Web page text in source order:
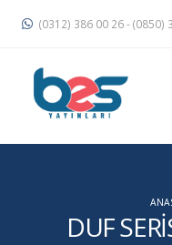
(0312) 386 00 26 - (0850)
DUF